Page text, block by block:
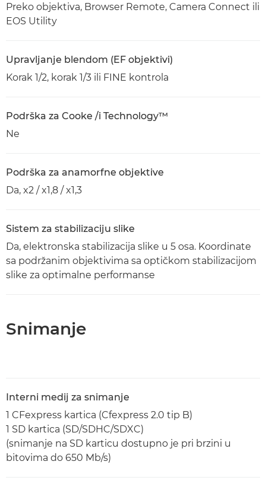
Preko objektiva, Browser Remote, Camera Connect ili
EOS Utility
Upravljanje blendom (EF objektivi)
Korak 1/2, korak 1/3 ili FINE kontrola
Podrška za Cooke /i Technology™
Ne
Podrška za anamorfne objektive
Da, x2 / x1,8 / x1,3
Sistem za stabilizaciju slike
Da, elektronska stabilizacija slike u 5 osa. Koordinate
sa podržanim objektivima sa optičkom stabilizacijom
slike za optimalne performanse
Snimanje
Interni medij za snimanje
1 CFexpress kartica (Cfexpress 2.0 tip B)
1 SD kartica (SD/SDHC/SDXC)
(snimanje na SD karticu dostupno je pri brzini u
bitovima do 650 Mb/s)